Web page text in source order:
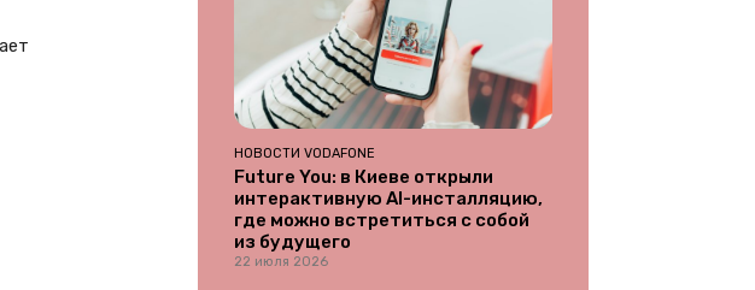
НОВОСТИ VODAFONE
Future You: в Киеве открыли
интерактивную AI-инсталляцию,
где можно встретиться с собой
из будущего
22 июля 2026